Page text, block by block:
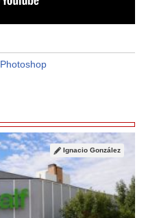
Photoshop
Ignacio González